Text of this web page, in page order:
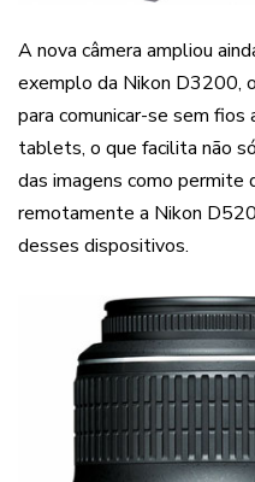
A nova câmera ampliou
exemplo da Nikon D3200,
para comunicar-se sem
tablets, o que facilita não
das imagens como permite
remotamente a Nikon
desses dispositivos.